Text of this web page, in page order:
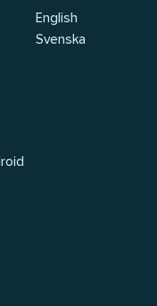
English
Svenska